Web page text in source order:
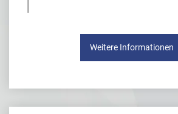
Weitere Informationen